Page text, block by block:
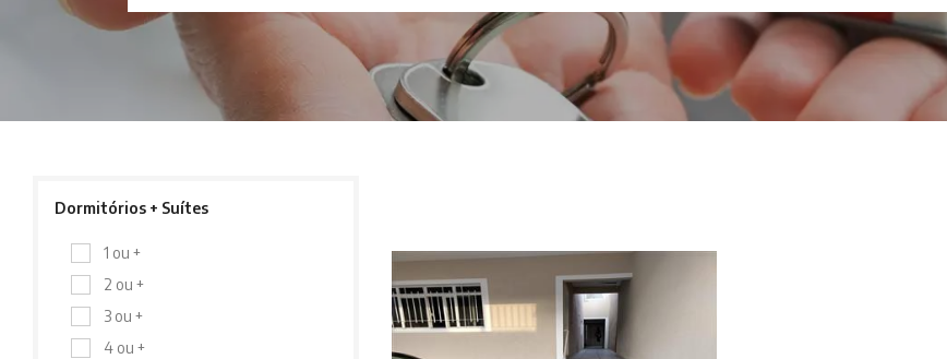
Dormitórios + Suítes
1 ou +
2 ou +
3 ou +
4 ou +